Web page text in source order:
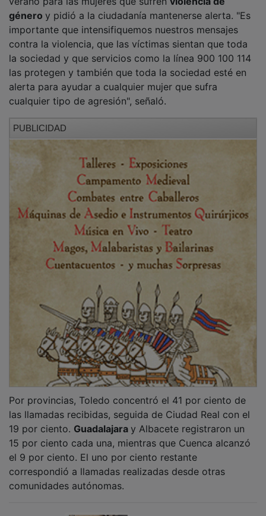
Por provincias, Toledo concentró el 41 por ciento de
las llamadas recibidas, seguida de Ciudad Real con el
19 por ciento.
Guadalajara
y Albacete registraron un
15 por ciento cada una, mientras que Cuenca alcanzó
el 9 por ciento. El uno por ciento restante
correspondió a llamadas realizadas desde otras
comunidades autónomas.
NOTICIAS RELACIONADAS